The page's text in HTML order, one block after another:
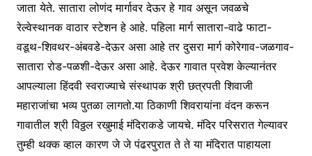
जाता येते. सातारा लोणंद मार्गावर देऊर हे गाव असून जवळचे
रेल्वेस्थानक वाठार स्टेशन हे आहे. पहिला मार्ग सातारा-वाढे फाटा-
वडूथ-शिवथर-अंबवडे-देऊर असा आहे तर दुसरा मार्ग कोरेगाव-जळगाव-
सातारा रोड-पळशी-देऊर असा आहे. देऊर गावात प्रवेश केल्यानंतर
आपल्याला हिंदवी स्वराज्याचे संस्थापक श्री छत्रपती शिवाजी
महाराजांचा भव्य पुतळा लागतो.या ठिकाणी शिवरायांना वंदन करून
गावातील श्री विठ्ठल रखुमाई मंदिराकडे जायचे. मंदिर परिसरात गेल्यावर
तुम्ही थक्क व्हाल कारण जे जे पंढरपुरात ते ते या मंदिरात पाहायला